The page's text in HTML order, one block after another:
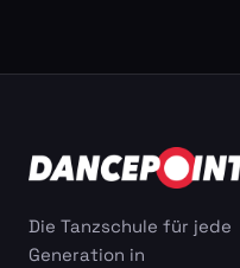
Die Tanzschule für jede
Generation in